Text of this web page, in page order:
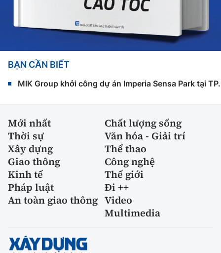
BẠN CẦN BIẾT
MIK Group khởi công dự án Imperia Sensa Park tại
Mới nhất
Chất lượng sống
Thời sự
Văn hóa - Giải trí
Xây dựng
Thể thao
Giao thông
Công nghệ
Kinh tế
Thế giới
Pháp luật
Đi ++
An toàn giao thông Video
Multimedia